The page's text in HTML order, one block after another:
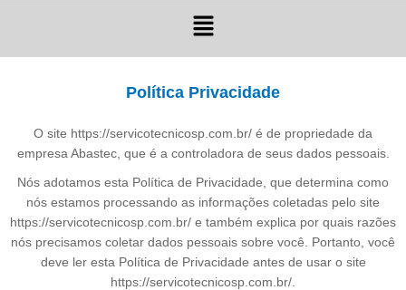
Política Privacidade
O site https://servicotecnicosp.com.br/ é de propriedade da
empresa Abastec, que é a controladora de seus dados pessoais.
Nós adotamos esta Política de Privacidade, que determina como
nós estamos processando as informações coletadas pelo site
https://servicotecnicosp.com.br/ e também explica por quais razões
nós precisamos coletar dados pessoais sobre você. Portanto, você
deve ler esta Política de Privacidade antes de usar o site
https://servicotecnicosp.com.br/.